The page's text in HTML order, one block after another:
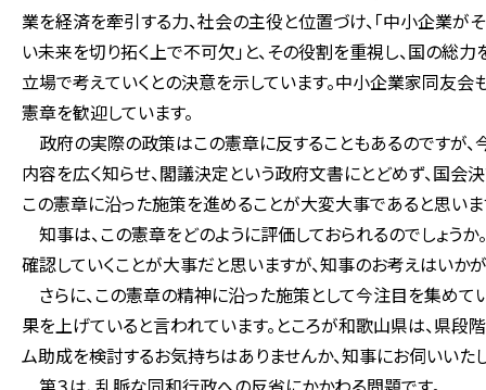
業を経済を牽引する力、社会の主役と位置づけ、「中小企業が
い未来を切り拓く上で不可欠」と、その役割を重視し、国の総
立場で考えていくとの決意を示しています。中小企業家同友
憲章を歓迎しています。
政府の実際の政策はこの憲章に反することもあるのですが
内容を広く知らせ、閣議決定という政府文書にとどめず、国
この憲章に沿った施策を進めることが大変大事であると思いま
知事は、この憲章をどのように評価しておられるのでしょう
確認していくことが大事だと思いますが、知事のお考えはいかが
さらに、この憲章の精神に沿った施策として今注目を集めて
果を上げていると言われています。ところが和歌山県は、県段
ム助成を検討するお気持ちはありませんか、知事にお伺いいた